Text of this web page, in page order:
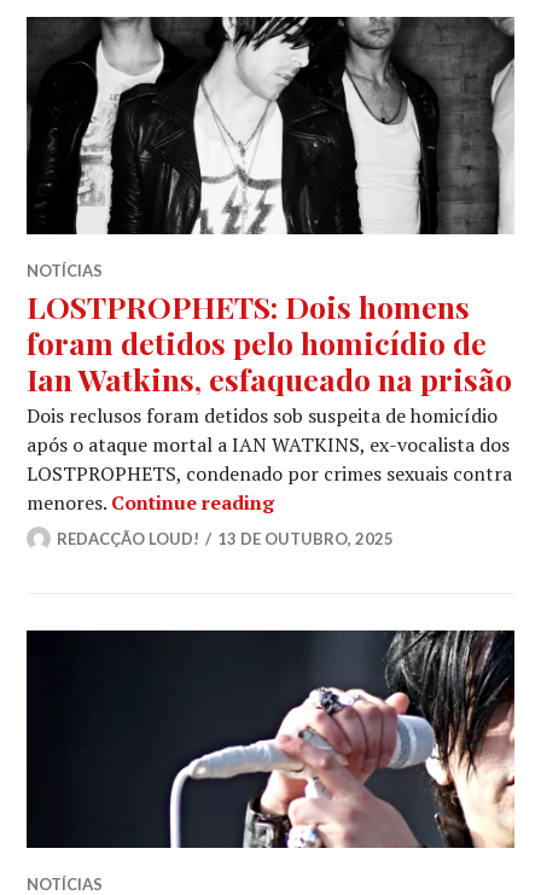
NOTÍCIAS
LOSTPROPHETS: Dois homens
foram detidos pelo homicídio de
Ian Watkins, esfaqueado na prisão
Dois reclusos foram detidos sob suspeita de homicídio
após o ataque mortal a IAN WATKINS, ex-vocalista dos
LOSTPROPHETS, condenado por crimes sexuais contra
menores. Continue readingLOSTPROPHETS: Dois
REDACÇÃO LOUD! 13 DE OUTUBRO, 2025
NOTÍCIAS